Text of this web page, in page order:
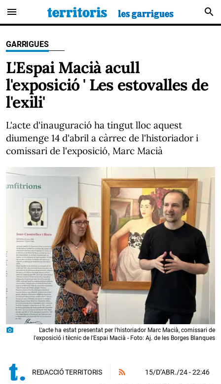
menu search
GARRIGUES
L'Espai Macià acull
l'exposició ' Les estovalles de
l'exili'
L'acte d'inauguració ha tingut lloc aquest
diumenge 14 d'abril a càrrec de l'historiador i
comissari de l'exposició, Marc Macià
photo_camera
L'acte ha estat presentat per l'historiador Marc Macià, comissari de
l'exposició i tècnic de l'Espai Macià - Foto: Aj. de les Borges Blanques
REDACCIÓ TERRITORIS 15/D’ABR./24- 22:46